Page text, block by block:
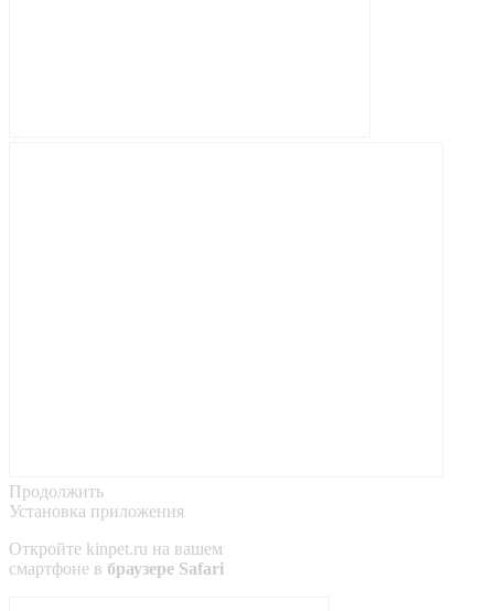
Продолжить
Установка приложения
Откройте kinpet.ru на вашем
смартфоне в браузере Safari